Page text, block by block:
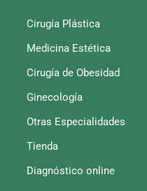
Cirugía Plástica
Medicina Estética
Cirugía de Obesidad
Ginecología
Otras Especialidades
Tienda
Diagnóstico online